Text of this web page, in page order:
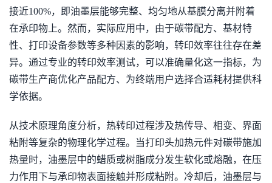
接近100%，即油墨层能够完整、均匀地从基膜分离并附着
在承印物上。然而，实际应用中，由于碳带配方、基材特
性、打印设备参数等多种因素的影响，转印效率往往存在差
异。通过专业的转印效率测试，可以准确量化这一指标，为
碳带生产商优化产品配方、为终端用户选择合适耗材提供科
学依据。
从技术原理角度分析，热转印过程涉及热传导、相变、界面
粘附等复杂的物理化学过程。当打印头加热元件对碳带施加
热量时，油墨层中的蜡质或树脂成分发生软化或熔融，在压
力作用下与承印物表面接触并形成粘附。冷却后，油墨层与